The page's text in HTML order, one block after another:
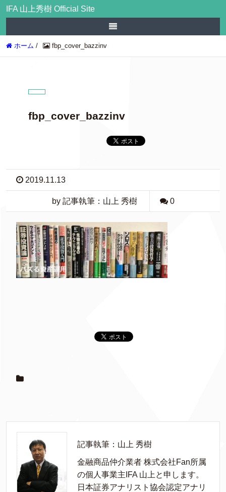
IFA 山上秀樹 Official Site
ホーム / fbp_cover_bazzinv
fbp_cover_bazzinv
2019.11.13
by 記事執筆：山上 秀樹 0
記事執筆：山上 秀樹
金融商品仲介業者 株式会社Fan所属
の個人事業主IFA 山上と申します。
日本証券アナリスト協会認定アナリ